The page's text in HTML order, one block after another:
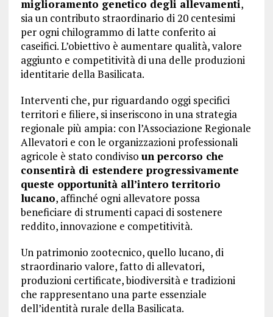
miglioramento genetico degli allevamenti,
sia un contributo straordinario di 20 centesimi
per ogni chilogrammo di latte conferito ai
caseifici. L’obiettivo è aumentare qualità, valore
aggiunto e competitività di una delle produzioni
identitarie della Basilicata.
Interventi che, pur riguardando oggi specifici
territori e filiere, si inseriscono in una strategia
regionale più ampia: con l’Associazione Regionale
Allevatori e con le organizzazioni professionali
agricole è stato condiviso un percorso che
consentirà di estendere progressivamente
queste opportunità all’intero territorio
lucano, affinché ogni allevatore possa
beneficiare di strumenti capaci di sostenere
reddito, innovazione e competitività.
Un patrimonio zootecnico, quello lucano, di
straordinario valore, fatto di allevatori,
produzioni certificate, biodiversità e tradizioni
che rappresentano una parte essenziale
dell’identità rurale della Basilicata.